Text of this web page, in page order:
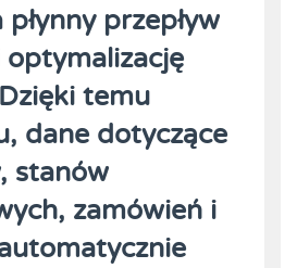
przepływ
temu
dane dotyczące
stanów
zamówień i